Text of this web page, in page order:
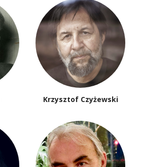
Krzysztof Czyżewski